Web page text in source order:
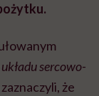
sercowo-
że